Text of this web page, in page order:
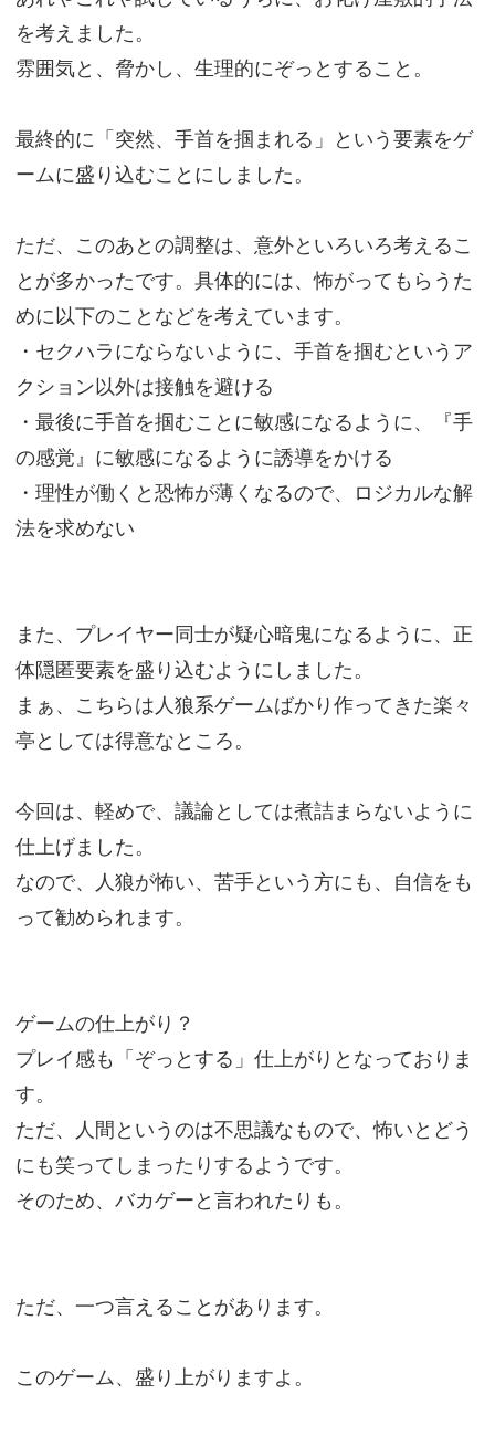
を考えました。
雰囲気と、脅かし、生理的にぞっとすること。
最終的に「突然、手首を掴まれる」という要素をゲ
ームに盛り込むことにしました。
ただ、このあとの調整は、意外といろいろ考えるこ
とが多かったです。具体的には、怖がってもらうた
めに以下のことなどを考えています。
・セクハラにならないように、手首を掴むというア
クション以外は接触を避ける
・最後に手首を掴むことに敏感になるように、『手
の感覚』に敏感になるように誘導をかける
・理性が働くと恐怖が薄くなるので、ロジカルな解
法を求めない
また、プレイヤー同士が疑心暗鬼になるように、正
体隠匿要素を盛り込むようにしました。
まぁ、こちらは人狼系ゲームばかり作ってきた楽々
亭としては得意なところ。
今回は、軽めで、議論としては煮詰まらないように
仕上げました。
なので、人狼が怖い、苦手という方にも、自信をも
って勧められます。
ゲームの仕上がり？
プレイ感も「ぞっとする」仕上がりとなっておりま
す。
ただ、人間というのは不思議なもので、怖いとどう
にも笑ってしまったりするようです。
そのため、バカゲーと言われたりも。
ただ、一つ言えることがあります。
このゲーム、盛り上がりますよ。